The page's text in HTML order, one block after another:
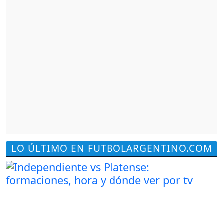
LO ÚLTIMO EN FUTBOLARGENTINO.COM